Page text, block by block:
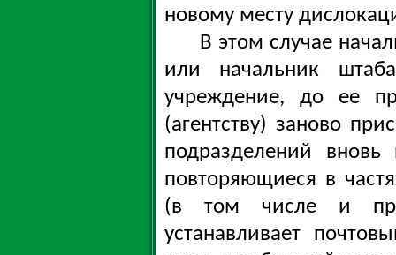
новому месту
В этом случае
или начальник
учреждение, до ее
(агентству) заново
подразделений
повторяющиеся в
(в том числе и
устанавливает